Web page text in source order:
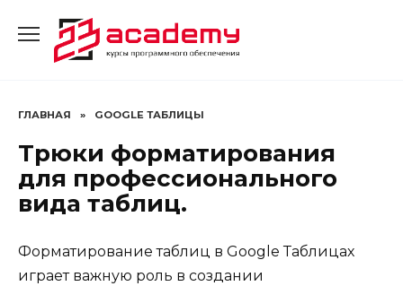
содержанию
ГЛАВНАЯ » GOOGLE ТАБЛИЦЫ
Трюки форматирования
для профессионального
вида таблиц.
Форматирование таблиц в Google Таблицах
играет важную роль в создании